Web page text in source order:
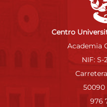
Centro
Academia
NIF:
50090
976